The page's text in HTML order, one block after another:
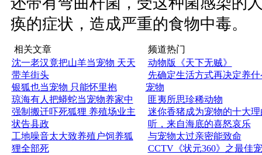
痪的症状，造成严重的食物中毒。
相关文章
沈一老汉竟把山羊当宠物 天天
带羊街头
银狐也当宠物 只能怀里抱
琼海有人把蟒蛇当宠物养家中
强制搬迁吓死狐狸 养殖场业主
状告县政
工地噪音太大致养殖户饲养狐
狸全部死
频道热门
动物版《天下无贼》
先确定生活方式再决定养什
宠物
匪夷所思珍稀动物
迷你香猪成为宠物的十大理
听，来自海底的喜怒哀乐
与宠物太过亲密能致命
CCTV《状元360》之最佳